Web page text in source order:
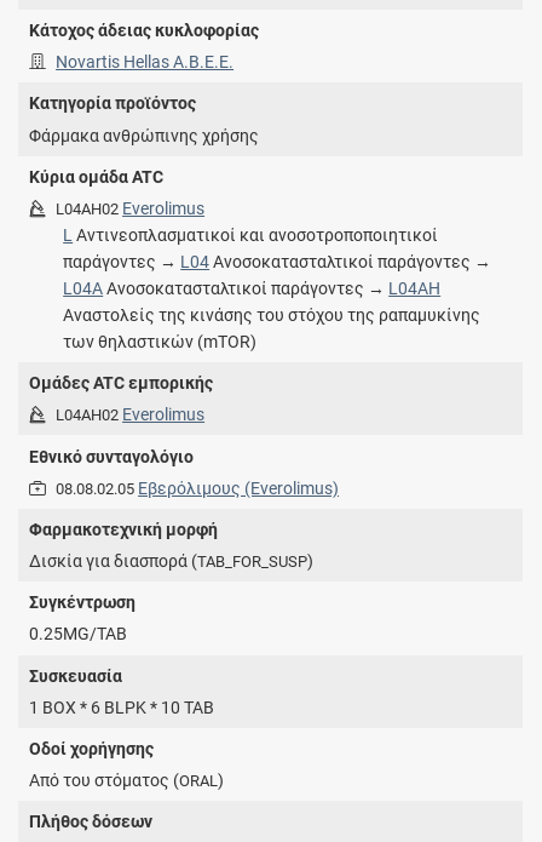
Κάτοχος άδειας κυκλοφορίας
Novartis Hellas A.Β.Ε.Ε.
Κατηγορία προϊόντος
Φάρμακα ανθρώπινης χρήσης
Κύρια ομάδα ATC
L04AH02 Everolimus
L Αντινεοπλασματικοί και ανοσοτροποποιητικοί
παράγοντες → L04Ανοσοκατασταλτικοί παράγοντες →
L04AΑνοσοκατασταλτικοί παράγοντες → L04AH
Αναστολείς της κινάσης του στόχου της ραπαμυκίνης
των θηλαστικών (mTOR)
Ομάδες ATC εμπορικής
L04AH02 Everolimus
Εθνικό συνταγολόγιο
08.08.02.05 Εβερόλιμους (Everolimus)
Φαρμακοτεχνική μορφή
Δισκία για διασπορά (TAB_FOR_SUSP)
Συγκέντρωση
0.25MG/TAB
Συσκευασία
1 BOX * 6 BLPK * 10 TAB
Οδοί χορήγησης
Από του στόματος (ORAL)
Πλήθος δόσεων